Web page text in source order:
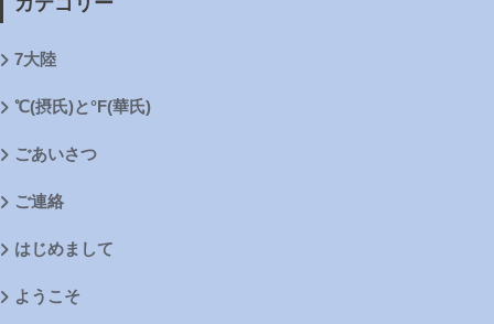
7大陸
℃(摂氏)と°F(華氏)
ごあいさつ
ご連絡
はじめまして
ようこそ